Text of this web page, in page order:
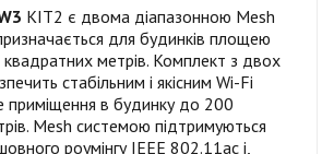
KIT2 є двома діапазонною Mesh
для будинків площею
метрів. Комплект з двох
стабільним і якісним Wi-Fi
приміщення в будинку до 200
Mesh системою підтримуються
роумінгу IEEE 802.11ac і,